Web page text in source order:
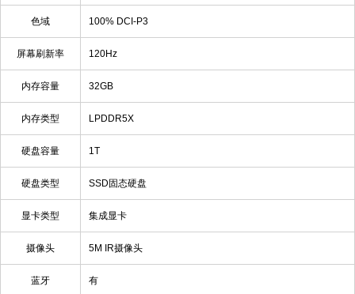
色域 100% DCI-P3
屏幕刷新率 120Hz
内存容量 32GB
内存类型 LPDDR5X
硬盘容量 1T
硬盘类型 SSD固态硬盘
显卡类型 集成显卡
摄像头 5M IR摄像头
蓝牙 有